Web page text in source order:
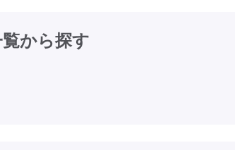
から探す